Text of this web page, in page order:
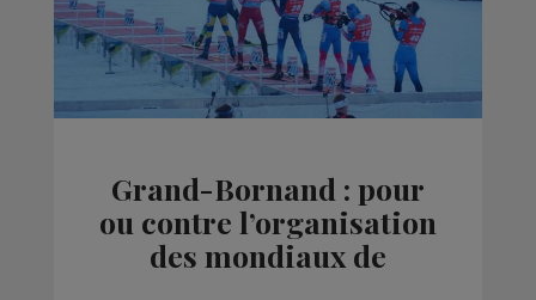
Grand-Bornand : pour
ou contre l’organisation
des mondiaux de